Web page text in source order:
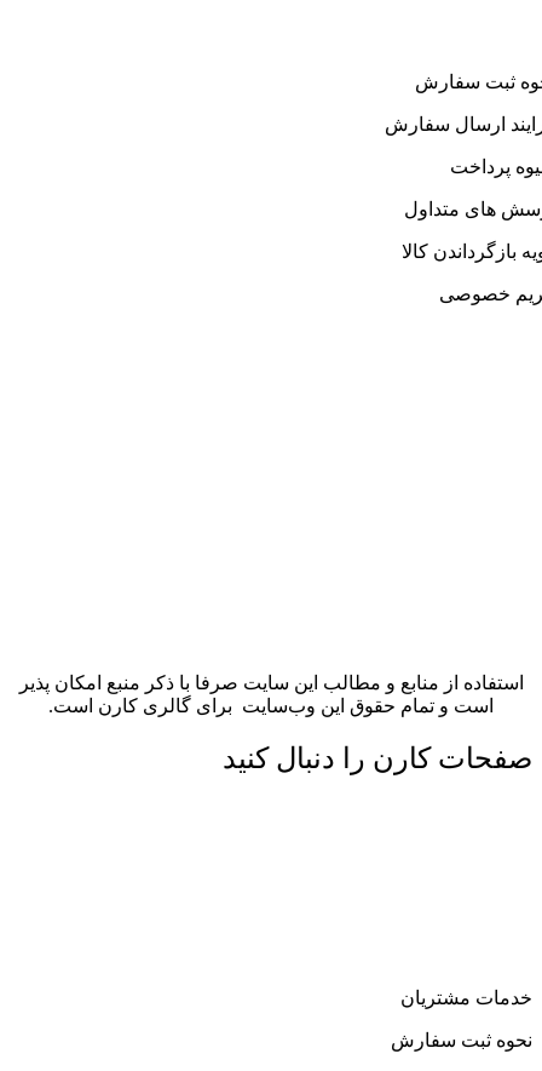
ثبت سفارش
ارسال سفارش
پرداخت
های متداول
بازگرداندن کالا
خصوصی
استفاده از منابع و مطالب این سایت صرفا با ذکر منبع امکان پذیر
است و تمام حقوق اين وب‌سايت برای گالری کارن است.
صفحات کارن را دنبال کنید
خدمات مشتریان
نحوه ثبت سفارش